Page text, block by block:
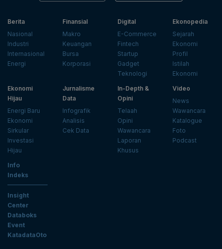
Berita
Nasional
Industri
Internasional
Energi
Finansial
Makro
Keuangan
Bursa
Korporasi
Digital
E-Commerce
Fintech
Startup
Gadget
Teknologi
Ekonopedia
Sejarah
Ekonomi
Profil
Istilah
Ekonomi
Ekonomi
Hijau
Energi Baru
Ekonomi
Sirkular
Investasi
Hijau
Jurnalisme
Data
Infografik
Analisis
Cek Data
In-Depth &
Opini
Telaah
Opini
Wawancara
Laporan
Khusus
Video
News
Wawancara
Katalogue
Foto
Podcast
Info
Indeks
Insight
Center
Databoks
Event
KatadataOto